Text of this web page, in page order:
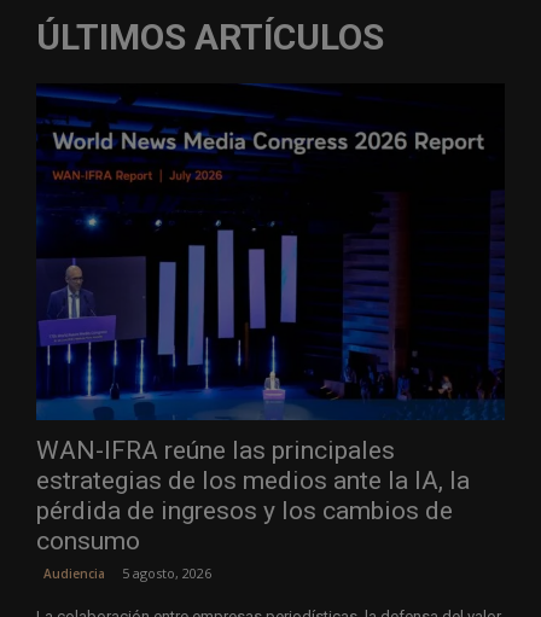
ÚLTIMOS ARTÍCULOS
WAN-IFRA reúne las principales
estrategias de los medios ante la IA, la
pérdida de ingresos y los cambios de
consumo
Audiencia 5 agosto, 2026